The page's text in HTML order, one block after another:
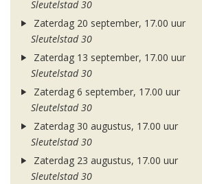
Sleutelstad 30
Zaterdag 20 september, 17.00 uur
Sleutelstad 30
Zaterdag 13 september, 17.00 uur
Sleutelstad 30
Zaterdag 6 september, 17.00 uur
Sleutelstad 30
Zaterdag 30 augustus, 17.00 uur
Sleutelstad 30
Zaterdag 23 augustus, 17.00 uur
Sleutelstad 30